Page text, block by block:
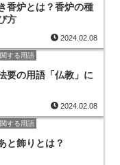
香炉とは？香炉の種
方
2024.02.08
する用語
要の用語「仏教」に
2024.02.08
する用語
と飾りとは？